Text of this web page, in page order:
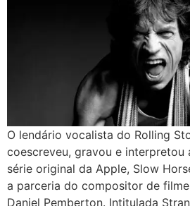
O lendário vocalista do Rolling
coescreveu, gravou e interpretou
série original da Apple, Slow
a parceria do compositor de
Daniel Pemberton. Intitulada